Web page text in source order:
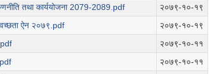
तथा कार्ययोजना 2079-2089.pdf
२०७९-१०-१९
ऐन २०७९.pdf
२०७९-१०-१९
२०७९-१०-११
२०७९-१०-११